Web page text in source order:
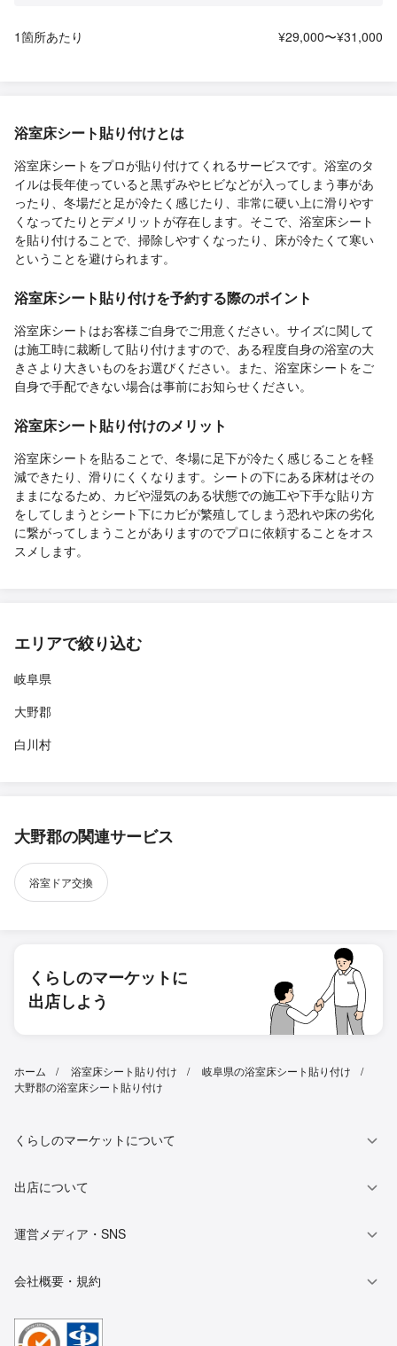
1箇所あたり ¥29,000〜¥31,000
浴室床シート貼り付けとは
浴室床シートをプロが貼り付けてくれるサービスです。浴室のタ
イルは長年使っていると黒ずみやヒビなどが入ってしまう事があ
ったり、冬場だと足が冷たく感じたり、非常に硬い上に滑りやす
くなってたりとデメリットが存在します。そこで、浴室床シート
を貼り付けることで、掃除しやすくなったり、床が冷たくて寒い
ということを避けられます。
浴室床シート貼り付けを予約する際のポイント
浴室床シートはお客様ご自身でご用意ください。サイズに関して
は施工時に裁断して貼り付けますので、ある程度自身の浴室の大
きさより大きいものをお選びください。また、浴室床シートをご
自身で手配できない場合は事前にお知らせください。
浴室床シート貼り付けのメリット
浴室床シートを貼ることで、冬場に足下が冷たく感じることを軽
減できたり、滑りにくくなります。シートの下にある床材はその
ままになるため、カビや湿気のある状態での施工や下手な貼り方
をしてしまうとシート下にカビが繁殖してしまう恐れや床の劣化
に繋がってしまうことがありますのでプロに依頼することをオス
スメします。
エリアで絞り込む
岐阜県
大野郡
白川村
大野郡の関連サービス
浴室ドア交換
くらしのマーケットに
出店しよう
ホーム 浴室床シート貼り付け
岐阜県の浴室床シート貼り付け
大野郡の浴室床シート貼り付け
くらしのマーケットについて
出店について
運営メディア・SNS
会社概要・規約